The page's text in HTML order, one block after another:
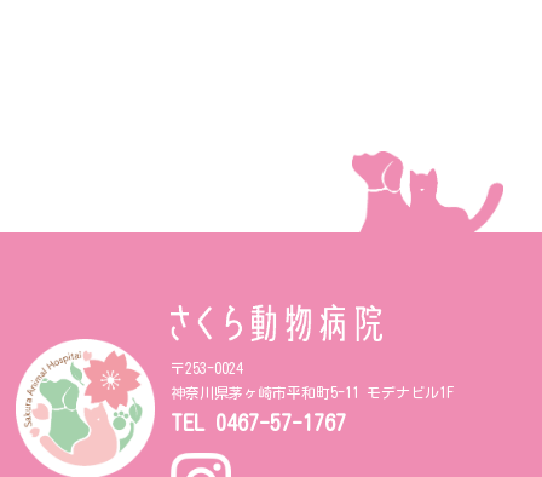
〒253-0024
神奈川県茅ヶ崎市平和町5-11 モデナビル1F
TEL 0467-57-1767